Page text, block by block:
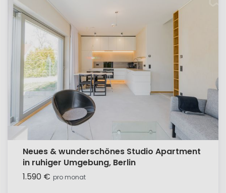
Neues & wunderschönes Studio Apartment
in ruhiger Umgebung, Berlin
1.590 € pro monat